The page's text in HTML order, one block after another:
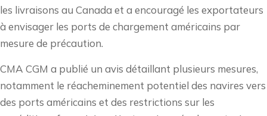
les livraisons au Canada et a encouragé les exportateurs
à envisager les ports de chargement américains par
mesure de précaution.
CMA CGM a publié un avis détaillant plusieurs mesures,
notamment le réacheminement potentiel des navires vers
des ports américains et des restrictions sur les